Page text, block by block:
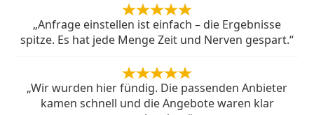
„Anfrage einstellen ist einfach – die Ergebnisse
spitze. Es hat jede Menge Zeit und Nerven gespart.“
„Wir wurden hier fündig. Die passenden Anbieter
kamen schnell und die Angebote waren klar